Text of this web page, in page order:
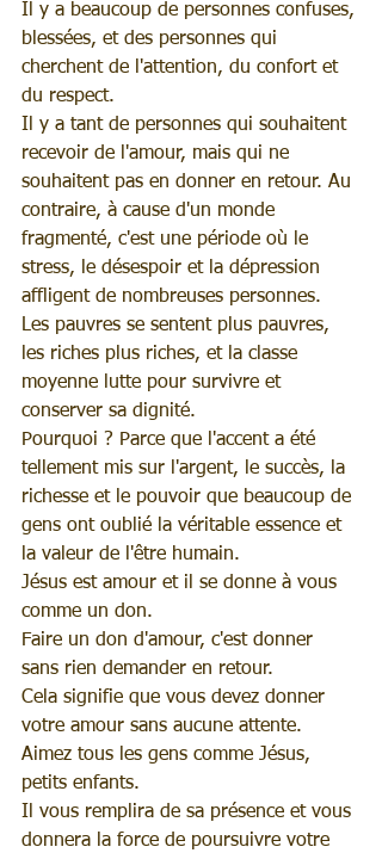
Il y a beaucoup de personnes confuses,
blessées, et des personnes qui
cherchent de l'attention, du confort et
du respect.
Il y a tant de personnes qui souhaitent
recevoir de l'amour, mais qui ne
souhaitent pas en donner en retour. Au
contraire, à cause d'un monde
fragmenté, c'est une période où le
stress, le désespoir et la dépression
affligent de nombreuses personnes.
Les pauvres se sentent plus pauvres,
les riches plus riches, et la classe
moyenne lutte pour survivre et
conserver sa dignité.
Pourquoi ? Parce que l'accent a été
tellement mis sur l'argent, le succès, la
richesse et le pouvoir que beaucoup de
gens ont oublié la véritable essence et
la valeur de l'être humain.
Jésus est amour et il se donne à vous
comme un don.
Faire un don d'amour, c'est donner
sans rien demander en retour.
Cela signifie que vous devez donner
votre amour sans aucune attente.
Aimez tous les gens comme Jésus,
petits enfants.
Il vous remplira de sa présence et vous
donnera la force de poursuivre votre